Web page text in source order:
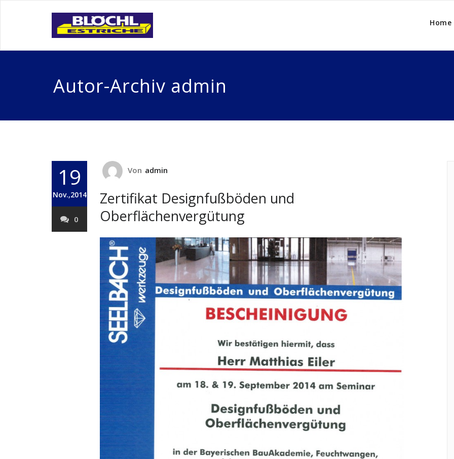
Home
Autor-Archiv admin
19
Nov.,2014
0
Von admin
Zertifikat Designfußböden und
Oberflächenvergütung